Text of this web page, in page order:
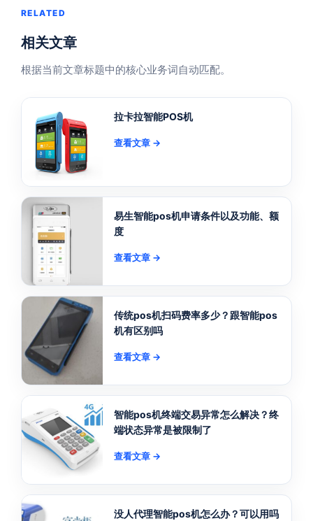
RELATED
相关文章
根据当前文章标题中的核心业务词自动匹配。
拉卡拉智能POS机
查看文章 →
易生智能pos机申请条件以及功能、额
度
查看文章 →
传统pos机扫码费率多少？跟智能pos
机有区别吗
查看文章 →
智能pos机终端交易异常怎么解决？终
端状态异常是被限制了
查看文章 →
没人代理智能pos机怎么办？可以用吗